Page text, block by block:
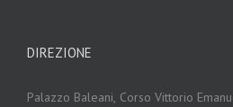
DIREZIONE
Palazzo Baleani, Corso Vittorio